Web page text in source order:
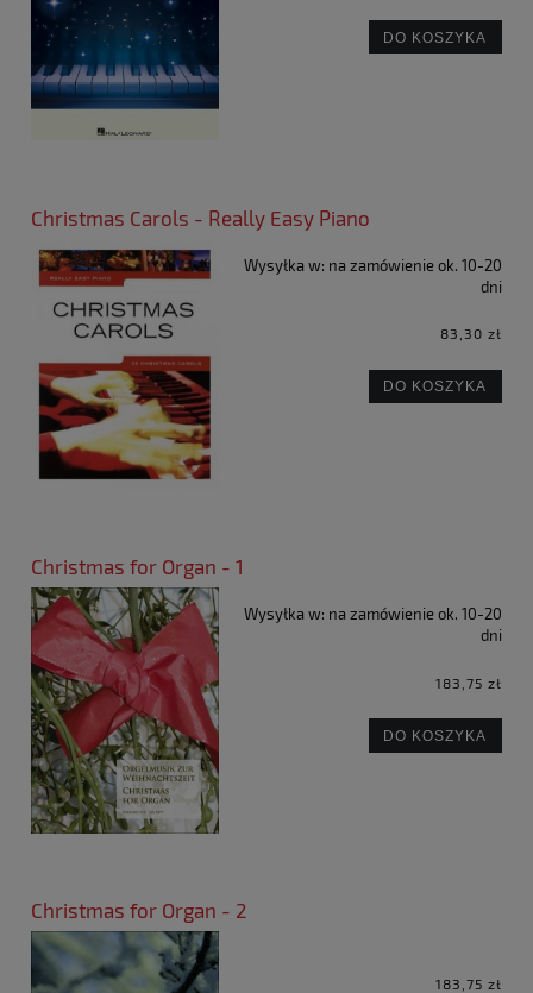
DO KOSZYKA
Christmas Carols - Really Easy Piano
Wysyłka w: na zamówienie ok. 10-20
dni
83,30 zł
DO KOSZYKA
Christmas for Organ - 1
Wysyłka w: na zamówienie ok. 10-20
dni
183,75 zł
DO KOSZYKA
Christmas for Organ - 2
183,75 zł